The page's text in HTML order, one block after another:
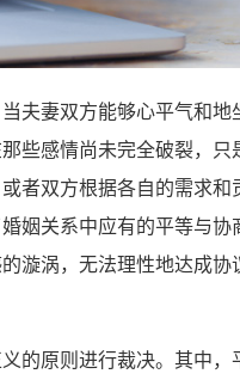
妻双方能够心平气和地
些感情尚未完全破裂，
者双方根据各自的需求
姻关系中应有的平等与
漩涡，无法理性地达成
原则进行裁决。其中，